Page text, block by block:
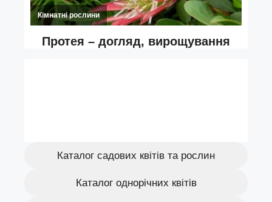
Каталог садових квітів та рослин
Каталог однорічних квітів